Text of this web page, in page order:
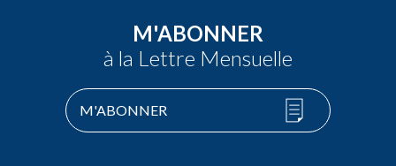
M'ABONNER
à la Lettre Mensuelle
M'ABONNER